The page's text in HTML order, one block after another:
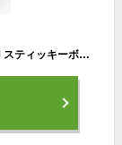
Hymaz キャッチボール ダーツボール 子供用 両面用 スティッキーボール ボール当て ストレス解消 外遊び 屋外遊び 子供おもちゃ 公園 運動 スポーツ おもちゃ (赤+ブルー)